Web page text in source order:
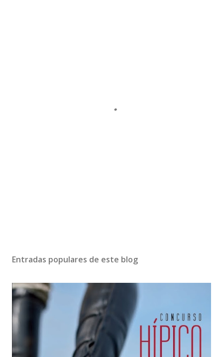
Entradas populares de este blog